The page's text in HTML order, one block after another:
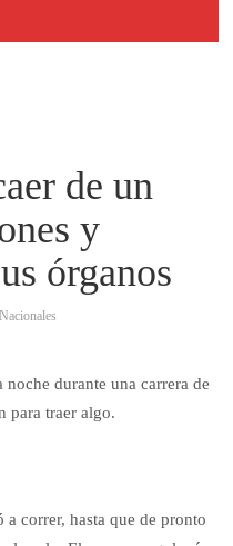
de un
y
órganos
Nacionales
durante una carrera de
para traer algo.
correr, hasta que de pronto